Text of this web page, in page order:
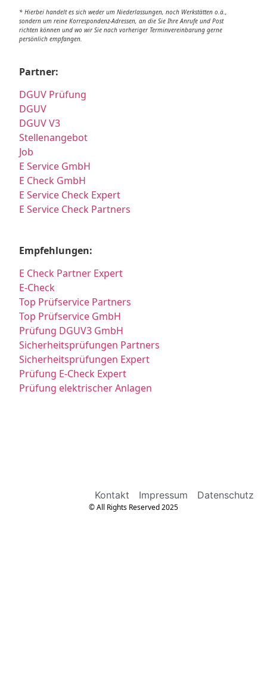
* Hierbei handelt es sich weder um Niederlassungen, noch Werkstätten o.ä.,
sondern um reine Korrespondenz-Adressen, an die Sie Ihre Anrufe und Post
richten können und wo wir Sie nach vorheriger Terminvereinbarung gerne
persönlich empfangen.
Partner:
DGUV Prüfung
DGUV
DGUV V3
Stellenangebot
Job
E Service GmbH
E Check GmbH
E Service Check Expert
E Service Check Partners
Empfehlungen:
E Check Partner Expert
E-Check
Top Prüfservice Partners
Top Prüfservice GmbH
Prüfung DGUV3 GmbH
Sicherheitsprüfungen Partners
Sicherheitsprüfungen Expert
Prüfung E-Check Expert
Prüfung elektrischer Anlagen
Kontakt Impressum Datenschutz
© All Rights Reserved 2025